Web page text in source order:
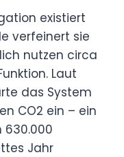
existiert
verfeinert sie
nutzen circa
Laut
das System
CO2 ein – ein
630.000
Jahr